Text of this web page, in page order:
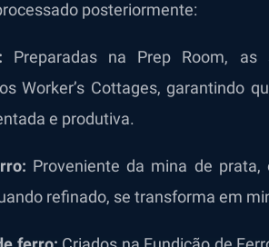
posteriormente:
Preparadas na Prep Room, as
Worker’s Cottages, garantindo
e produtiva.
Proveniente da mina de
refinado, se transforma em